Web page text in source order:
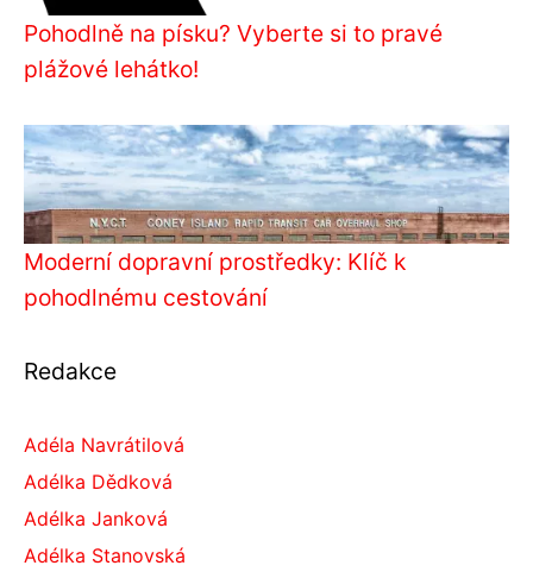
Pohodlně na písku? Vyberte si to pravé
plážové lehátko!
Moderní dopravní prostředky: Klíč k
pohodlnému cestování
Redakce
Adéla Navrátilová
Adélka Dědková
Adélka Janková
Adélka Stanovská